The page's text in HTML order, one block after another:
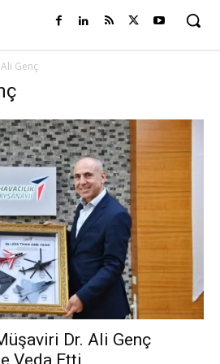
Genç
Dr. Ali Genç
Veda Etti